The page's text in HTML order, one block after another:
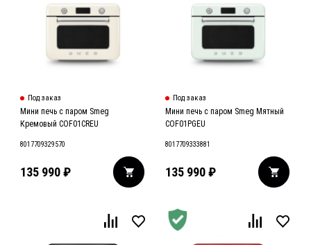
Под заказ
Мини печь с паром Smeg
Кремовый COF01CREU
8017709329570
135 990₽
Под заказ
Мини печь с паром Smeg Мятный
COF01PGEU
8017709333881
135 990 ₽